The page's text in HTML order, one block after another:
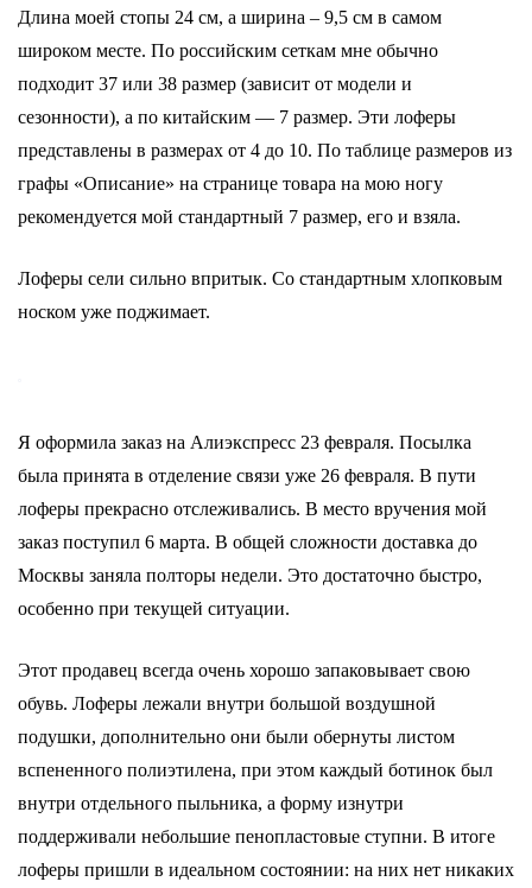
Длина моей стопы 24 см, а ширина – 9,5 см в самом
широком месте. По российским сеткам мне обычно
подходит 37 или 38 размер (зависит от модели и
сезонности), а по китайским — 7 размер. Эти лоферы
представлены в размерах от 4 до 10. По таблице размеров из
графы «Описание» на странице товара на мою ногу
рекомендуется мой стандартный 7 размер, его и взяла.
Лоферы сели сильно впритык. Со стандартным хлопковым
носком уже поджимает.
Я оформила заказ на Алиэкспресс 23 февраля. Посылка
была принята в отделение связи уже 26 февраля. В пути
лоферы прекрасно отслеживались. В место вручения мой
заказ поступил 6 марта. В общей сложности доставка до
Москвы заняла полторы недели. Это достаточно быстро,
особенно при текущей ситуации.
Этот продавец всегда очень хорошо запаковывает свою
обувь. Лоферы лежали внутри большой воздушной
подушки, дополнительно они были обернуты листом
вспененного полиэтилена, при этом каждый ботинок был
внутри отдельного пыльника, а форму изнутри
поддерживали небольшие пенопластовые ступни. В итоге
лоферы пришли в идеальном состоянии: на них нет никаких